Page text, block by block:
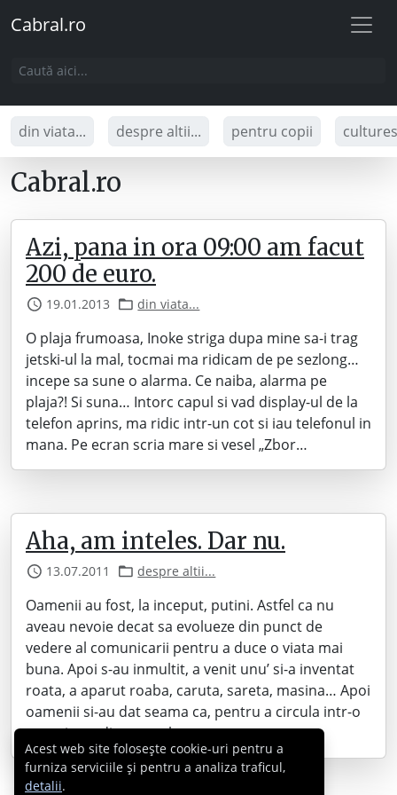
Cabral.ro
din viata... despre altii... pentru copii
Cabral.ro
Azi, pana in ora 09:00 am facut
200 de euro.
19.01.2013 din viata...
O plaja frumoasa, Inoke striga dupa mine sa-i trag
jetski-ul la mal, tocmai ma ridicam de pe sezlong…
incepe sa sune o alarma. Ce naiba, alarma pe
plaja?! Si suna… Intorc capul si vad display-ul de la
telefon aprins, ma ridic intr-un cot si iau telefonul in
mana. Pe ecran scria mare si vesel „Zbor…
Aha, am inteles. Dar nu.
13.07.2011 despre altii...
Oamenii au fost, la inceput, putini. Astfel ca nu
aveau nevoie decat sa evolueze din punct de
vedere al comunicarii pentru a duce o viata mai
buna. Apoi s-au inmultit, a venit unu’ si-a inventat
roata, a aparut roaba, caruta, sareta, masina… Apoi
oamenii si-au dat seama ca, pentru a circula intr-o
anumita ordine, zonele…
Acest web site folosește cookie-uri pentru a
furniza serviciile și pentru a analiza traficul,
detalii.